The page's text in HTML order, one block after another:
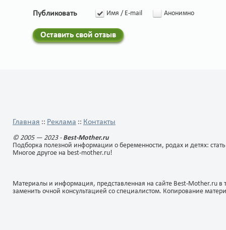
Публиковать Имя / E-mail Анонимно
Оставить свой отзыв
Главная :: Реклама :: Контакты
© 2005 — 2023 - Best-Mother.ru
Подборка полезной информации о беременности, родах и детях:
Многое другое на best-mother.ru!
Материалы и информация, представленная на сайте Best-Mother.ru
заменить очной консультацией со специалистом. Копирование